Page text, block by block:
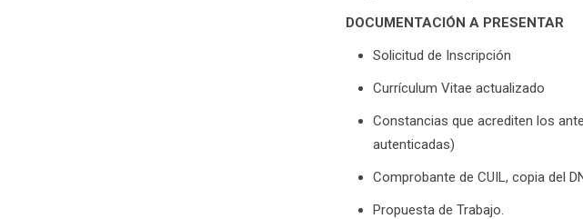
DOCUMENTACIÓN A PRESENTAR
Solicitud de Inscripción
Currículum Vitae actualizado
Constancias que acrediten los
autenticadas)
Comprobante de CUIL, copia del
Propuesta de Trabajo.